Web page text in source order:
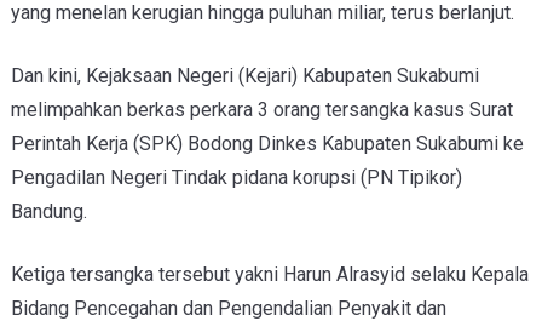
yang menelan kerugian hingga puluhan miliar, terus berlanjut.
Dan kini, Kejaksaan Negeri (Kejari) Kabupaten Sukabumi
melimpahkan berkas perkara 3 orang tersangka kasus Surat
Perintah Kerja (SPK) Bodong Dinkes Kabupaten Sukabumi ke
Pengadilan Negeri Tindak pidana korupsi (PN Tipikor)
Bandung.
Ketiga tersangka tersebut yakni Harun Alrasyid selaku Kepala
Bidang Pencegahan dan Pengendalian Penyakit dan